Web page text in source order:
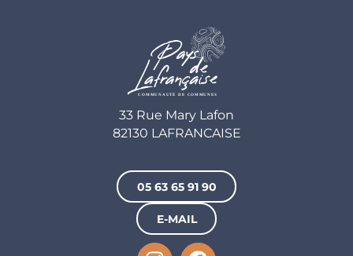
33 Rue Mary Lafon
82130 LAFRANCAISE
05 63 65 91 90
E-MAIL